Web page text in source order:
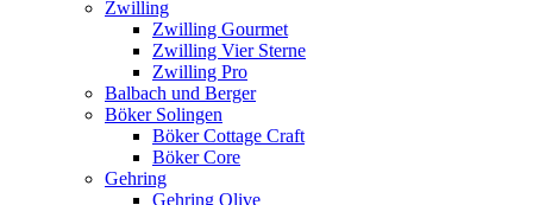
Zwilling
Zwilling Gourmet
Zwilling Vier Sterne
Zwilling Pro
Balbach und Berger
Böker Solingen
Böker Cottage Craft
Böker Core
Gehring
Gehring Olive